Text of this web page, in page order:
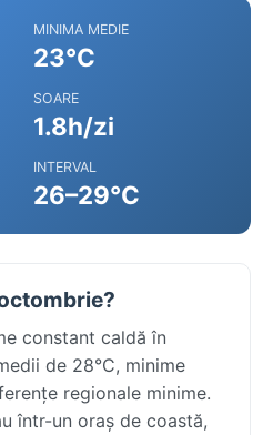
MINIMA MEDIE
23°C
SOARE
1.8h/zi
INTERVAL
26–29°C
constant caldă în
de 28°C, minime
regionale minime.
într-un oraș de coastă,